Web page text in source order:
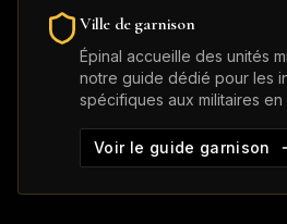
Ville de garnison
Épinal accueille des unités
notre guide dédié pour les
spécifiques aux militaires en
Voir le guide garnison